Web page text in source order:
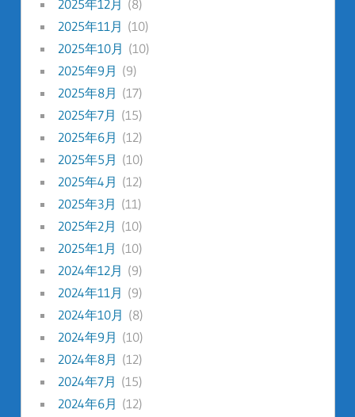
2025年12月 (8)
2025年11月 (10)
2025年10月 (10)
2025年9月 (9)
2025年8月 (17)
2025年7月 (15)
2025年6月 (12)
2025年5月 (10)
2025年4月 (12)
2025年3月 (11)
2025年2月 (10)
2025年1月 (10)
2024年12月 (9)
2024年11月 (9)
2024年10月 (8)
2024年9月 (10)
2024年8月 (12)
2024年7月 (15)
2024年6月 (12)